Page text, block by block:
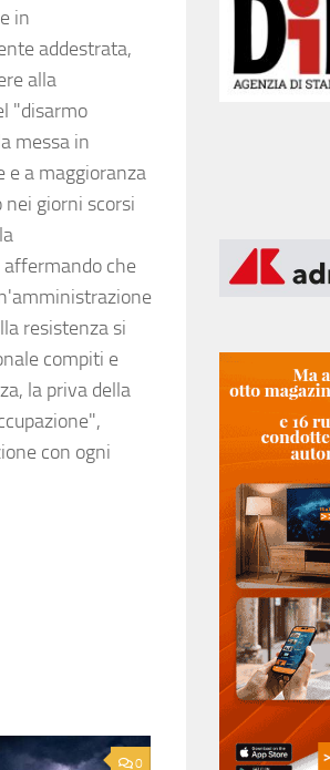
in
addestrata,
alla
"disarmo
messa in
e a maggioranza
giorni scorsi
affermando che
resistenza si
compiti e
la priva della
con ogni
0